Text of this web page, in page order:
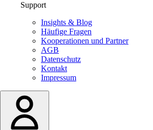
Support
Insights & Blog
Häufige Fragen
Kooperationen und Partner
AGB
Datenschutz
Kontakt
Impressum